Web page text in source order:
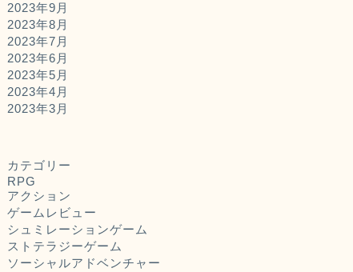
2023年9月
2023年8月
2023年7月
2023年6月
2023年5月
2023年4月
2023年3月
カテゴリー
RPG
アクション
ゲームレビュー
シュミレーションゲーム
ストテラジーゲーム
ソーシャルアドベンチャー